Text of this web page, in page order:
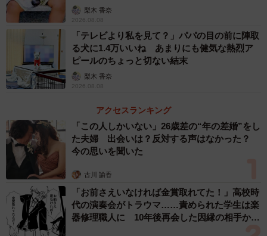
大きな瞳が愛らしい横綱ちゃん（画像提供：よこむすびさん）
飼い主さんによると、横綱ちゃんは以前からこのような行
動を見せることがあったそうです。
「散歩中、違う道に行きたいとき、駄々をこねるようにし
てすることがあるんです。最近は、風が強い日や同居犬
「尊…」
梨木 香奈
2026.08.08
「テレビより私を見て？」パパの目の前に陣取
る犬に1.4万いいね あまりにも健気な熱烈ア
ピールのちょっと切ない結末
梨木 香奈
2026.08.08
アクセスランキング
「この人しかいない」26歳差の“年の差婚”をし
た夫婦 出会いは？反対する声はなかった？
今の思いを聞いた
古川 諭香
「お前さえいなければ金賞取れてた！」高校時
代の演奏会がトラウマ……責められた学生は楽
器修理職人に 10年後再会した因縁の相手から